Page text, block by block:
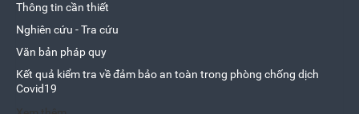
Thông tin cần thiết
Nghiên cứu - Tra cứu
Văn bản pháp quy
Kết quả kiểm tra về đảm bảo an toàn trong phòng chống dịch
Covid19